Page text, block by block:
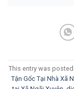
This entry was posted
Tận Gốc Tại Nhà Xã